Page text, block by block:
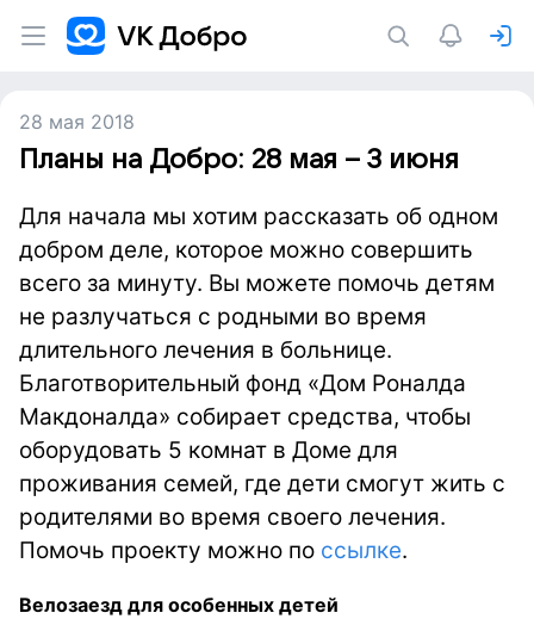
28 мая 2018
Планы на Добро: 28 мая – 3 июня
Для начала мы хотим рассказать об одном
добром деле, которое можно совершить
всего за минуту. Вы можете помочь детям
не разлучаться с родными во время
длительного лечения в больнице.
Благотворительный фонд «Дом Роналда
Макдоналда» собирает средства, чтобы
оборудовать 5 комнат в Доме для
проживания семей, где дети смогут жить с
родителями во время своего лечения.
Помочь проекту можно по ссылке.
Велозаезд для особенных детей